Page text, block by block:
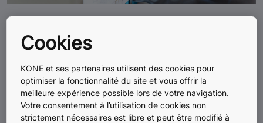
FAQ
vos questions : Quelles sont les normes d'accessibilités
pour les ascenseurs ? Quelles sont les règles
d'installation d'un ascenseur ? Comment choisir son
contrat de maintenant ? Quelle est la différence entre
Cookies
KONE et ses partenaires utilisent des cookies pour
optimiser la fonctionnalité du site et vous offrir la
meilleure expérience possible lors de votre navigation.
Votre consentement à l’utilisation de cookies non
strictement nécessaires est libre et peut être modifié à